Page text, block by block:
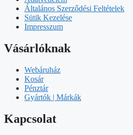
Általános Szerződési Feltételek
Sütik Kezelése
Impresszum
Vásárlóknak
Webáruház
Kosár
Pénztár
Gyártók | Márkák
Kapcsolat